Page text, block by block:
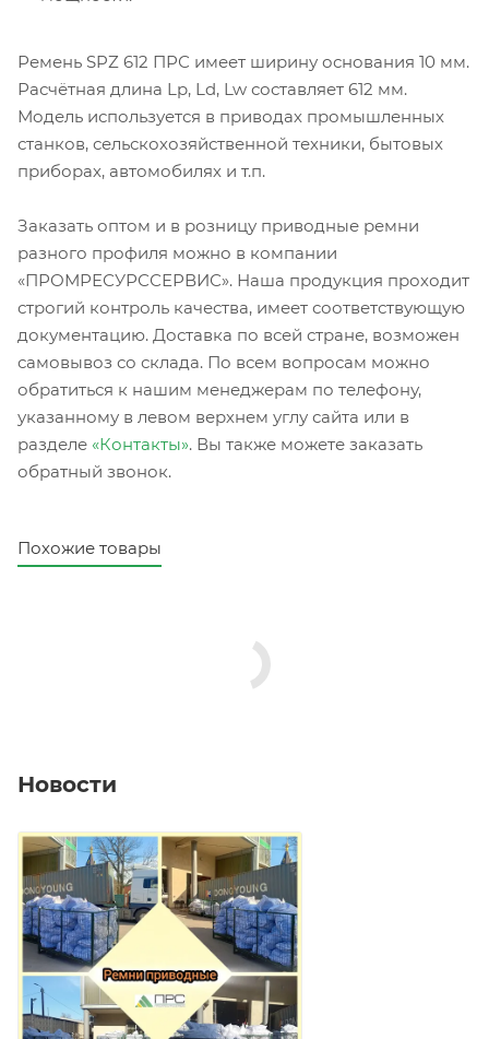
Ремень SPZ 612 ПРС имеет ширину основания 10 мм.
Расчётная длина Lp, Ld, Lw составляет 612 мм.
Модель используется в приводах промышленных
станков, сельскохозяйственной техники, бытовых
приборах, автомобилях и т.п.
Заказать оптом и в розницу приводные ремни
разного профиля можно в компании
«ПРОМРЕСУРССЕРВИС». Наша продукция проходит
строгий контроль качества, имеет соответствующую
документацию. Доставка по всей стране, возможен
самовывоз со склада. По всем вопросам можно
обратиться к нашим менеджерам по телефону,
указанному в левом верхнем углу сайта или в
разделе «Контакты». Вы также можете заказать
обратный звонок.
Похожие товары
Новости